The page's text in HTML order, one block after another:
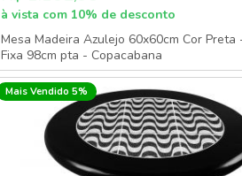
à vista com 10% de desconto
Mesa Madeira Azulejo 60x60cm Cor Preta
Fixa 98cm pta - Copacabana
Mais Vendido 5%